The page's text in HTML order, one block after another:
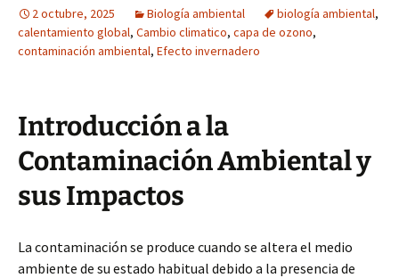
2 octubre, 2025 Biología ambiental biología ambiental,
calentamiento global, Cambio climatico, capa de ozono,
contaminación ambiental, Efecto invernadero
Introducción a la
Contaminación Ambiental y
sus Impactos
La contaminación se produce cuando se altera el medio
ambiente de su estado habitual debido a la presencia de